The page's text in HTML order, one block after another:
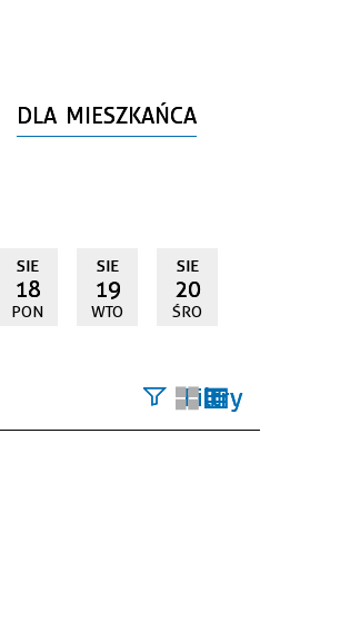
DLA MIESZKAŃCA
SIE
18
PON
SIE
19
WTO
SIE
20
ŚRO
Filtry